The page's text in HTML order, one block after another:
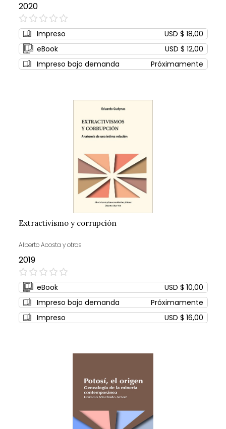
2020
0%
Impreso
USD $ 18,00
eBook
USD $ 12,00
Impreso bajo demanda
Próximamente
Extractivismo y corrupción
Alberto Acosta y otros
2019
0%
eBook
USD $ 10,00
Impreso bajo demanda
Próximamente
Impreso
USD $ 16,00